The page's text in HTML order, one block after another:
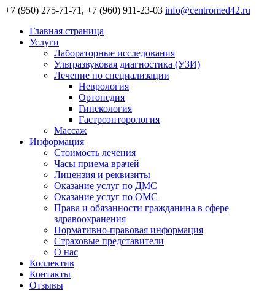
+7 (950) 275-71-71, +7 (960) 911-23-03 info@centromed42.ru
Главная страница
Услуги
Лабораторные исследования
Ультразвуковая диагностика (УЗИ)
Лечение по специализации
Неврология
Ортопедия
Гинекология
Гастроэнторология
Массаж
Информация
Стоимость лечения
Часы приема врачей
Лицензия и реквизиты
Оказание услуг по ДМС
Оказание услуг по ОМС
Права и обязанности гражданина в сфере
здравоохранения
Нормативно-правовая информация
Страховые представители
О нас
Коллектив
Контакты
Отзывы